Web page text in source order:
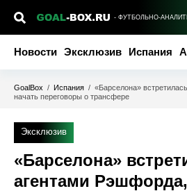
- ФУТБОЛЬНО-
Новости Эксклюзив Испания
GoalBox / Испания / «Барселона»
начать переговоры о трансфере
Эксклюзив
«Барселона»
агентами